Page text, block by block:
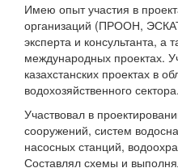
Имею опыт участия в
организаций (ПРООН,
эксперта и консультанта, а
международных проектах.
казахстанских проектах в
водохозяйственного сектора.
Участвовал в
сооружений, систем
насосных станций,
Составлял схемы и